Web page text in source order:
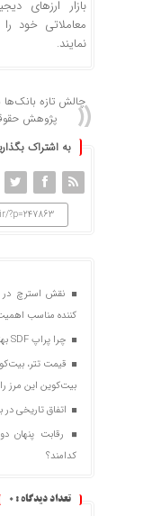
بازار ارزهای
معاملاتی خود
نمایند.
چالش تازه بانک‌ها
پژوهش
به اشتراک
?p=247863
نقش استرچ در
‌کننده مناسب
چرا پراپ SDF بهترین گزینه برای تریدرهای ایرانی است؟
بیت‌کوین این مرز
اتفاق تاریخی
کدامند؟
تعداد دیدگاه : 0